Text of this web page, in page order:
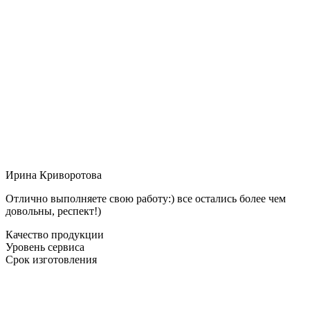
Ирина Криворотова
Отлично выполняете свою работу:) все остались более чем
довольны, респект!)
Качество продукции
Уровень сервиса
Срок изготовления